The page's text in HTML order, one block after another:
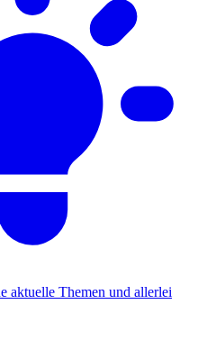
aktuelle Themen und allerlei